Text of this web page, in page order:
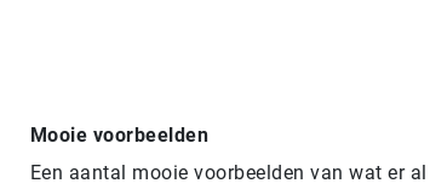
Mooie voorbeelden
Een aantal mooie voorbeelden van wat er